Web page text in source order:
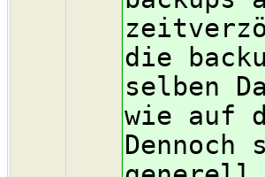
die
selben
wie auf